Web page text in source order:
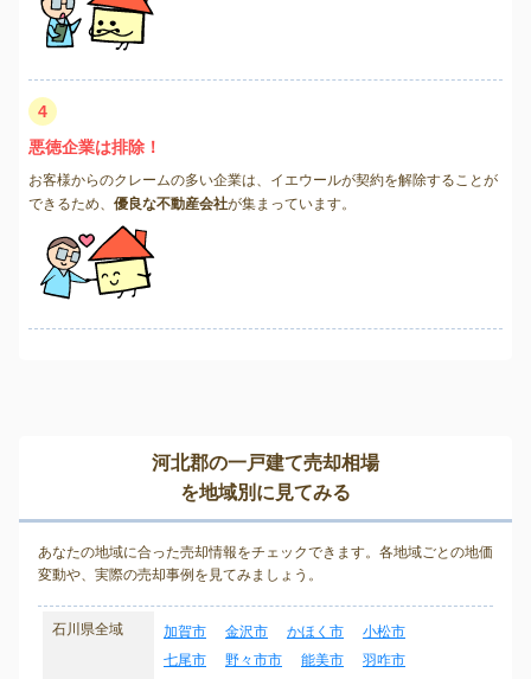
4
悪徳企業は排除！
お客様からのクレームの多い企業は、イエウールが契約を解除することが
できるため、 優良な不動産会社が集まっています。
河北郡の一戸建て売却相場
を地域別に見てみる
あなたの地域に合った売却情報をチェックできます。各地域ごとの地価
変動や、実際の売却事例を見てみましょう。
石川県全域 加賀市 金沢市 かほく市
小松市
七尾市
野々市市 能美市
羽咋市